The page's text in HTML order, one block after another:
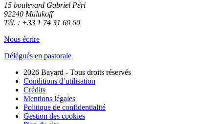
15 boulevard Gabriel Péri
92240 Malakoff
Tél. : +33 1 74 31 60 60
Nous écrire
Délégués en pastorale
2026 Bayard - Tous droits réservés
Conditions d’utilisation
Crédits
Mentions légales
Politique de confidentialité
Gestion des cookies